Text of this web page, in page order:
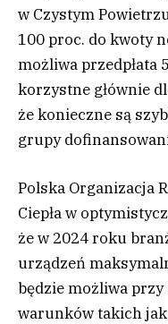
w Czystym
100 proc. do kwoty
możliwa przedpłata
korzystne głównie
że konieczne są
grupy
Polska Organizacja
Ciepła w
że w 2024 roku
urządzeń
będzie możliwa
warunków takich